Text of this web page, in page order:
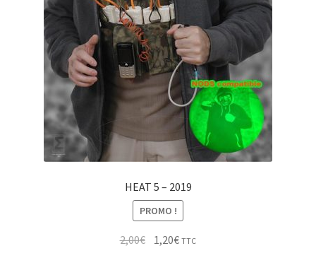
HEAT 5 – 2019
PROMO !
2,00€ Le1,20€Le
TTC